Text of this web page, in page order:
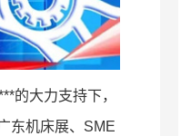
的大力支持下，
东机床展、SME